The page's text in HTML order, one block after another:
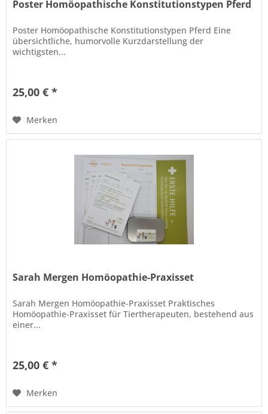
Poster Homöopathische Konstitutionstypen Pferd
Poster Homöopathische Konstitutionstypen Pferd Eine
übersichtliche, humorvolle Kurzdarstellung der
wichtigsten...
25,00 € *
Merken
Sarah Mergen Homöopathie-Praxisset
Sarah Mergen Homöopathie-Praxisset Praktisches
Homöopathie-Praxisset für Tiertherapeuten, bestehend aus
einer...
25,00 € *
Merken